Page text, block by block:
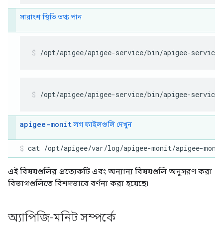
সারাংশ স্থিতি তথ্য পান
/opt/apigee/apigee-service/bin/apigee-
/opt/apigee/apigee-service/bin/apigee-service
apigee-monitলগ ফাইলগুলি দেখুন
cat /opt/apigee/var/log/apigee-monit/apigee-
এই বিষয়গুলির প্রত্যেকটি এবং অন্যান্য বিষয়গুলি অনুসরণ করা
বিভাগগুলিতে বিশদভাবে বর্ণনা করা হয়েছে৷
অ্যাপিজি-মনিট সম্পর্কে